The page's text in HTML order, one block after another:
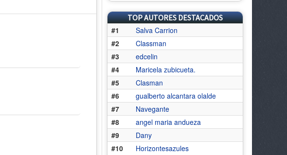
TOP AUTORES DESTACADOS
#1
Salva Carrion
#2
Classman
#3
edcelin
#4
Maricela zubicueta.
#5
Clasman
#6
gualberto alcantara olalde
#7
Navegante
#8
angel maria andueza
#9
Dany
#10
Horizontesazules